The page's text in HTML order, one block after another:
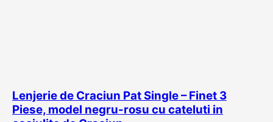
Lenjerie de Craciun Pat Single – Finet 3
Piese, model negru-rosu cu cateluti in